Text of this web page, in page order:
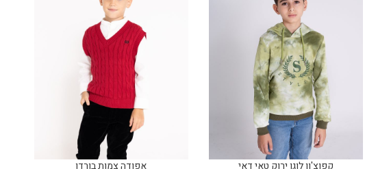
קפוצ'ון לוגו ירוק טאי דאי אפודה צמות בורדו